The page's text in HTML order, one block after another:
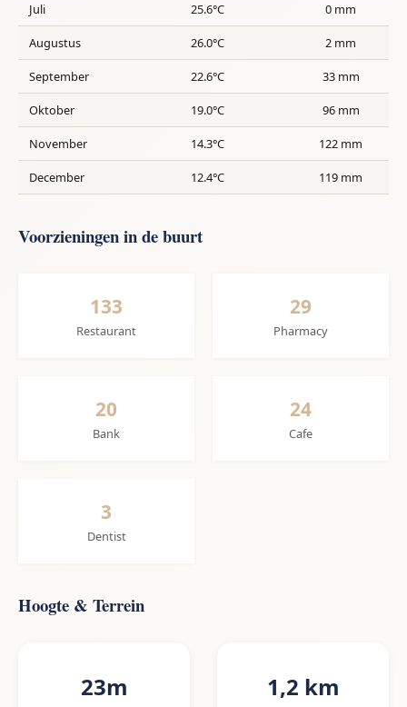
Juli 25.6°C 0 mm
Augustus 26.0°C 2 mm
September 22.6°C 33 mm
Oktober 19.0°C 96 mm
November 14.3°C 122 mm
December 12.4°C 119 mm
Voorzieningen in de buurt
133
Restaurant
29
Pharmacy
20
Bank
24
Cafe
3
Dentist
Hoogte & Terrein
23m 1,2 km